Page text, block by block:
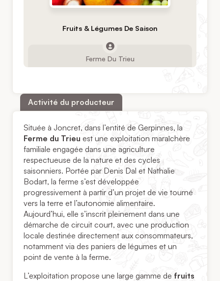
Fruits & Légumes De Saison
Ferme Du Trieu
Activité du producteur
Située à Joncret, dans l’entité de Gerpinnes, la
Ferme du Trieu est une exploitation maraîchère
familiale engagée dans une agriculture
respectueuse de la nature et des cycles
saisonniers. Portée par Denis Dal et Nathalie
Bodart, la ferme s’est développée
progressivement à partir d’un projet de vie tourné
vers la terre et l’autonomie alimentaire.
Aujourd’hui, elle s’inscrit pleinement dans une
démarche de circuit court, avec une production
locale destinée directement aux consommateurs,
notamment via des paniers de légumes et un
point de vente à la ferme.
L’exploitation propose une large gamme de fruits